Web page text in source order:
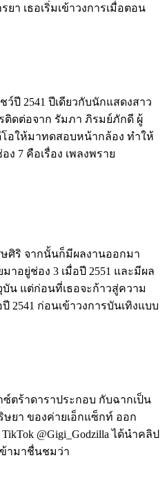
า เธอเริ่มเข้าวงการเมื่อตอน
ปี 2541 ปีเดียวกับนักแสดงสาว
ติดต่อจาก รัมภา ภิรมย์ภักดี ผู้
อให้มาทดสอบหน้ากล้อง ทำให้
ง 7 คือเรื่อง เพลงพราย
ศิริ จากนั้นก็มีผลงานออกมา
าอยู่ช่อง 3 เมื่อปี 2551 และมีผล
น แต่ก่อนที่เธอจะก้าวสู่ความ
2541 ก่อนเข้าวงการบันเทิงแบบ
ซ์ตร้าดาราประกอบ กับฉากเป็น
ษยา ของค่ายเอ็กแซ็กท์ ออก
@Gigi_Godzilla ได้นำคลิป
ข้ามาชื่นชมว่า